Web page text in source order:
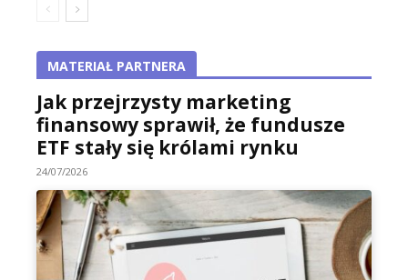
MATERIAŁ PARTNERA
Jak przejrzysty marketing
finansowy sprawił, że fundusze
ETF stały się królami rynku
24/07/2026